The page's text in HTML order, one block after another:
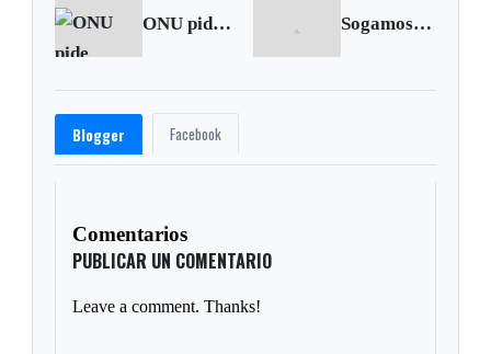
ONU pide tregua tregua humanitaria de siete días en Gaza Sogamoso se movilizó en contra de la violencia contra la mujer
Blogger Facebook
Comentarios
PUBLICAR UN COMENTARIO
Leave a comment. Thanks!